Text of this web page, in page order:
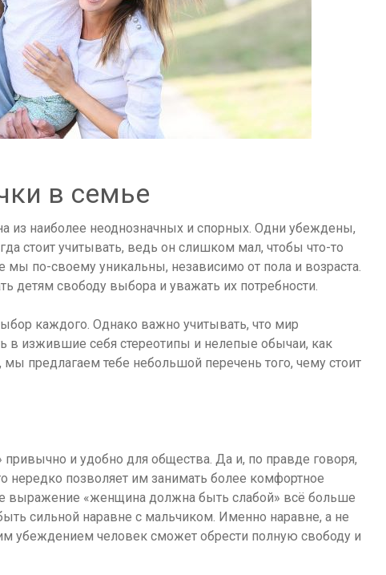
в семье
из наиболее неоднозначных и спорных. Одни убеждены,
стоит учитывать, ведь он слишком мал, чтобы что-то
мы по-своему уникальны, независимо от пола и возраста.
детям свободу выбора и уважать их потребности.
каждого. Однако важно учитывать, что мир
в изжившие себя стереотипы и нелепые обычаи, как
предлагаем тебе небольшой перечень того, чему стоит
и удобно для общества. Да и, по правде говоря,
нередко позволяет им занимать более комфортное
выражение «женщина должна быть слабой» всё больше
сильной наравне с мальчиком. Именно наравне, а не
убеждением человек сможет обрести полную свободу и